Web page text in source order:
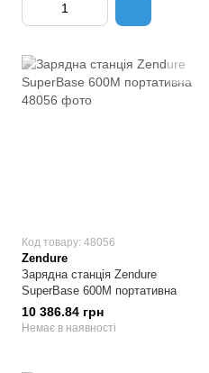
Код товару: 48056
Zendure
Зарядна станція Zendure
SuperBase 600M портативна
10 386.84 грн
Немає в наявності